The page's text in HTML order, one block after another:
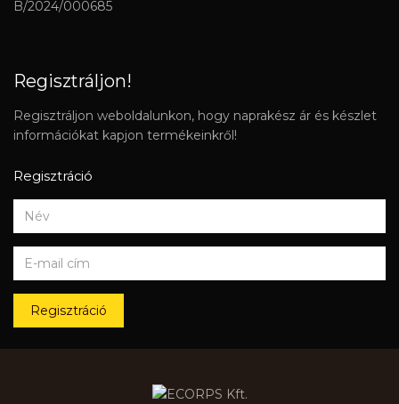
B/2024/000685
Regisztráljon!
Regisztráljon weboldalunkon, hogy naprakész ár és készlet
információkat kapjon termékeinkről!
Regisztráció
Regisztráció